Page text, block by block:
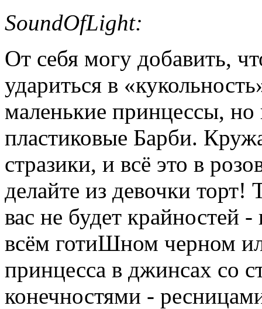
SoundOfLight:
От себя могу добавить,
удариться в
маленькие принцессы, но
пластиковые Барби.
стразики, и всё это в
делайте из девочки
вас не будет крайностей
всём готиШном черном
принцесса в джинсах со
конечностями -